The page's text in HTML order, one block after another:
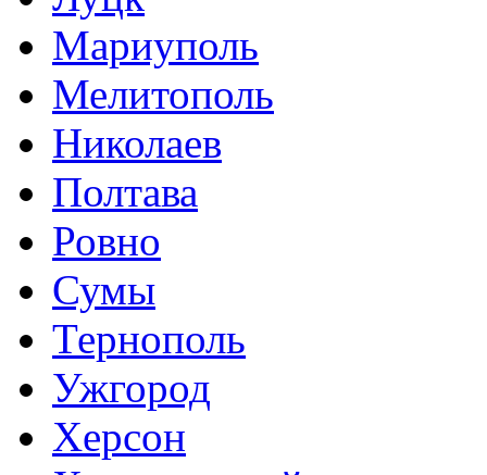
Мариуполь
Мелитополь
Николаев
Полтава
Ровно
Сумы
Тернополь
Ужгород
Херсон